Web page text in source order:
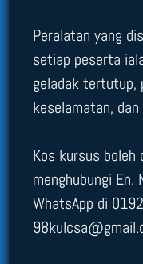
Peralatan yang
setiap peserta
geladak tertutup,
keselamatan,
Kos kursus boleh
menghubungi En.
WhatsApp di